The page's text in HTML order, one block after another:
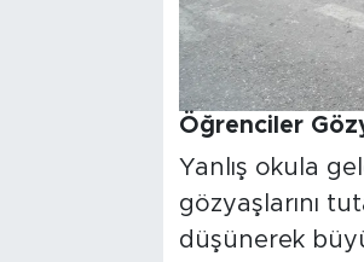
Öğrenciler
Yanlış okula
gözyaşlarını
düşünerek